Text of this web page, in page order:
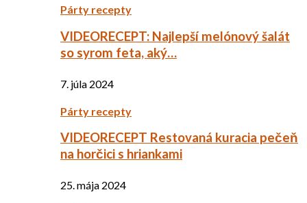
Párty recepty
VIDEORECEPT: Najlepší melónový šalát
so syrom feta, aký…
7. júla 2024
Párty recepty
VIDEORECEPT Restovaná kuracia pečeň
na horčici s hriankami
25. mája 2024